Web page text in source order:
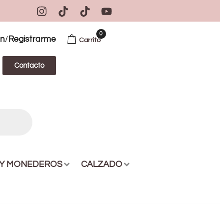
/ Registrarme
Contacto
Carrito
0
MONEDEROS CALZADO